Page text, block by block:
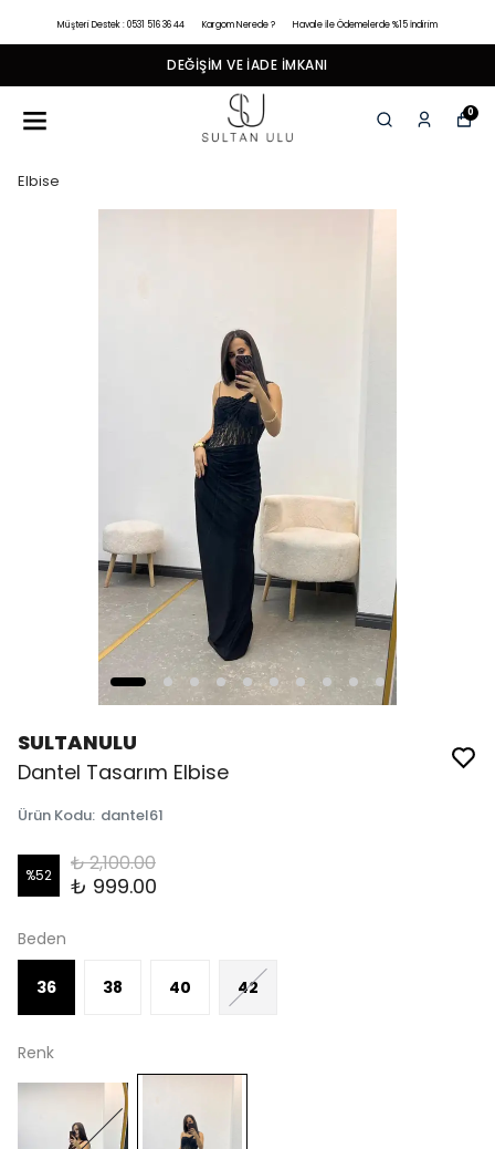
Müşteri Destek : 0531 516 36 44 Kargom Nerede ? Havale İle Ödemelerde %15 İndirim
DEĞIŞIM VE İADE İMKANI
0
Elbise
SULTANULU
Dantel Tasarım Elbise
Ürün Kodu: dantel61
%52 ₺ 2,100.00
₺ 999.00
Beden
36 38 40 42
Renk